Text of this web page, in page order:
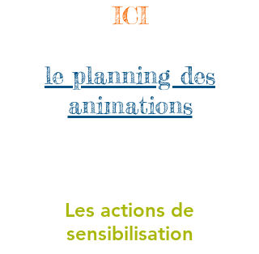
ICI
leplanning des
animations
Les actions de
sensibilisation